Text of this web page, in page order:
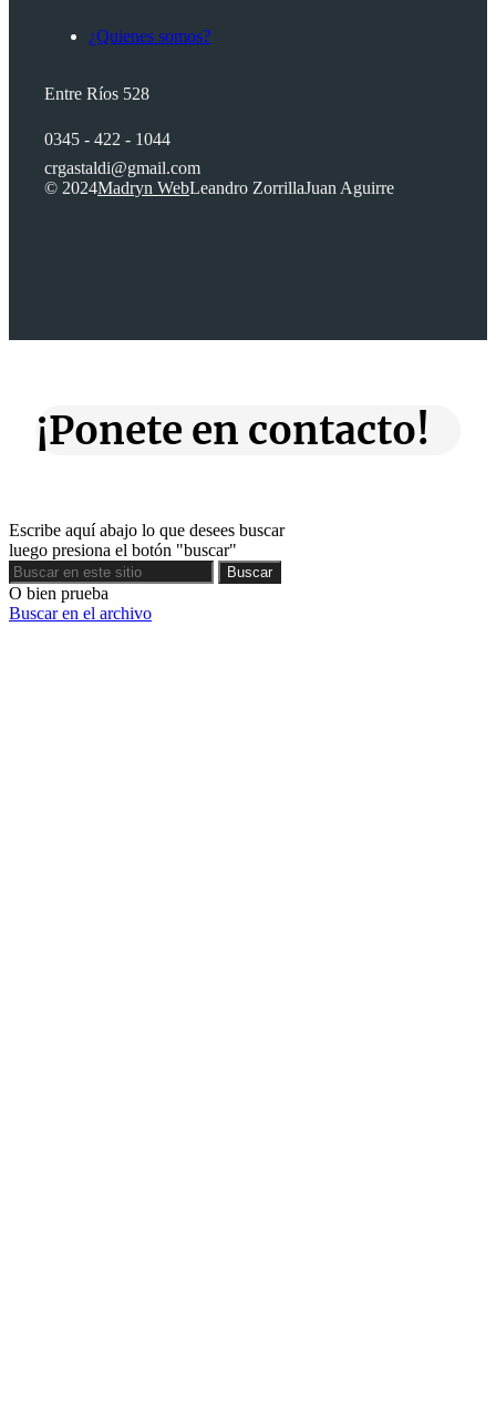
¿Quienes somos?
Entre Ríos 528
0345 - 422 - 1044
crgastaldi@gmail.com
© 2024Madryn WebLeandro ZorrillaJuan Aguirre
¡Ponete en contacto!
Escribe aquí abajo lo que desees buscar
luego presiona el botón "buscar"
Buscar
Buscar
O bien prueba
Buscar en el archivo